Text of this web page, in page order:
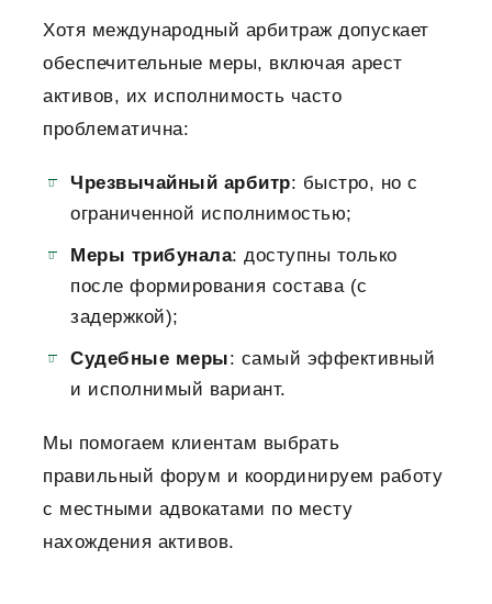
Хотя международный арбитраж допускает
обеспечительные меры, включая арест
активов, их исполнимость часто
проблематична:
Чрезвычайный арбитр: быстро, но с
ограниченной исполнимостью;
Меры трибунала: доступны только
после формирования состава (с
задержкой);
Судебные меры: самый эффективный
и исполнимый вариант.
Мы помогаем клиентам выбрать
правильный форум и координируем работу
с местными адвокатами по месту
нахождения активов.